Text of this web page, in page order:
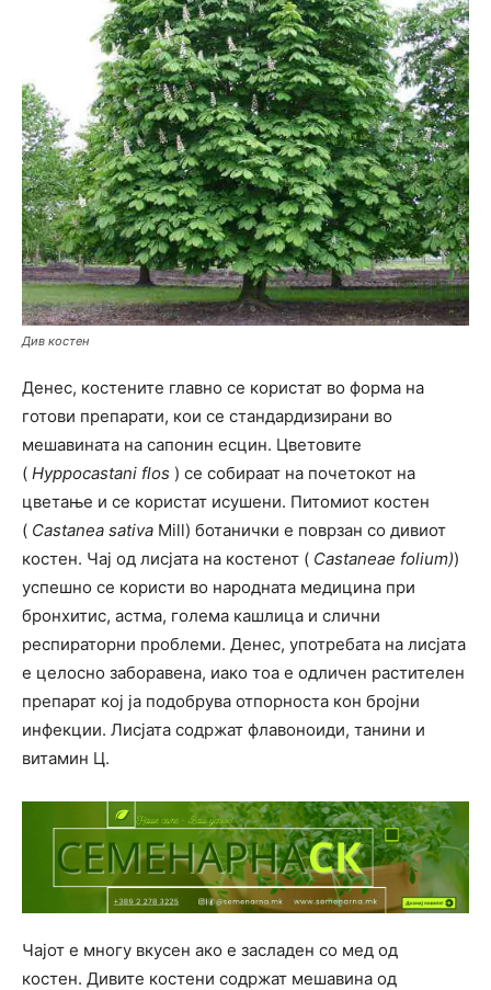
Див костен
Денес, костените главно се користат во форма на
готови препарати, кои се стандардизирани во
мешавината на сапонин есцин. Цветовите
( Hyppocastani flos ) се собираат на почетокот на
цветање и се користат исушени. Питомиот костен
( Castanea sativa Mill) ботанички е поврзан со дивиот
костен. Чај од лисјата на костенот ( Castaneae folium))
успешно се користи во народната медицина при
бронхитис, астма, голема кашлица и слични
респираторни проблеми. Денес, употребата на лисјата
е целосно заборавена, иако тоа е одличен растителен
препарат кој ја подобрува отпорноста кон бројни
инфекции. Лисјата содржат флавоноиди, танини и
витамин Ц.
Чајот е многу вкусен ако е засладен со мед од
костен. Дивите костени содржат мешавина од